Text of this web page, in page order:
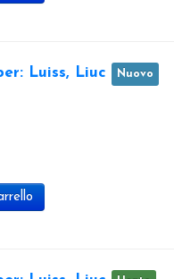
Luiss, Liuc Nuovo